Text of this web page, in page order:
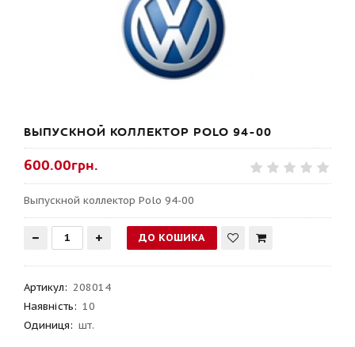
ВЫПУСКНОЙ КОЛЛЕКТОР POLO 94-00
600.00грн.
Выпускной коллектор Polo 94-00
Артикул: 208014
Наявність: 10
Одиниця: шт.